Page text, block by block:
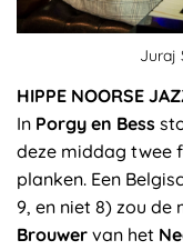
Juraj
HIPPE NOORSE
In Porgy en Bess
deze middag twee
planken. Een
9, en niet 8) zou
Brouwer van het